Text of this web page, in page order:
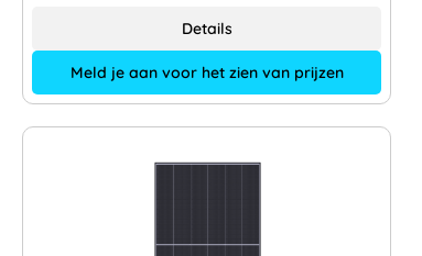
Meld je aan voor het zien van prijzen
Details